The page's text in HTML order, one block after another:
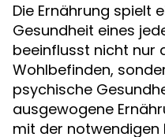
Die Ernährung spielt
Gesundheit eines
beeinflusst nicht nur
Wohlbefinden,
psychische
ausgewogene
mit der notwendigen